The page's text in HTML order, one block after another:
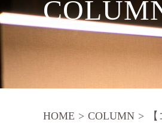
HOME > COLUMN >